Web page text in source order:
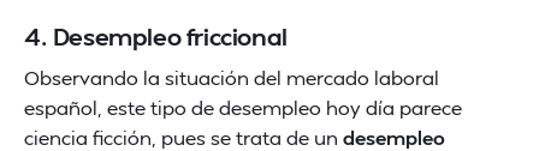
4. Desempleo friccional
Observando la situación del mercado laboral
español, este tipo de desempleo hoy día parece
ciencia ficción, pues se trata de un desempleo